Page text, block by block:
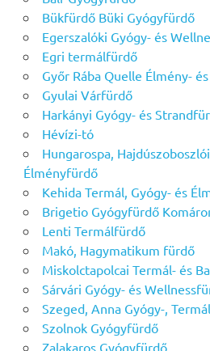
Bükfürdő Büki Gyógyfürdő
Egerszalóki Gyógy- és
Egri termálfürdő
Győr Rába Quelle Élmény-
Gyulai Várfürdő
Harkányi Gyógy- és
Hévízi-tó
Hungarospa,
Élményfürdő
Kehida Termál, Gyógy- és
Brigetio Gyógyfürdő
Lenti Termálfürdő
Makó, Hagymatikum fürdő
Miskolctapolcai Termál- és
Sárvári Gyógy- és
Szeged, Anna Gyógy-,
Szolnok Gyógyfürdő
Zalakaros Gyógyfürdő